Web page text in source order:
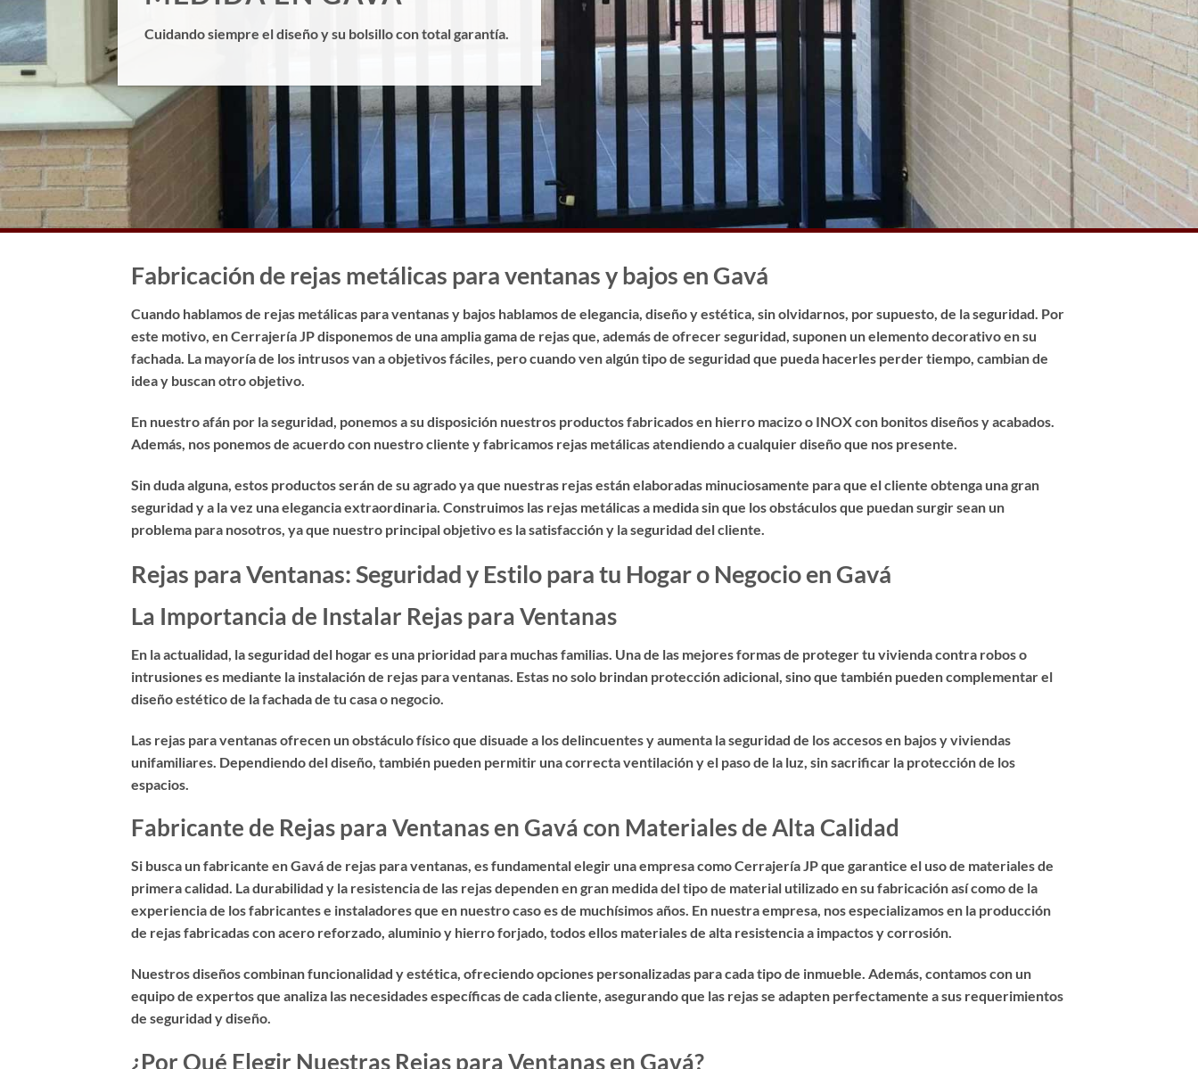
Cuidando siempre el diseño y su bolsillo con total garantía.
Fabricación de rejas metálicas para ventanas y bajos en Gavá
Cuando hablamos de rejas metálicas para ventanas y bajos hablamos de elegancia, diseño y estética, sin olvidarnos, por supuesto, de la seguridad. Por
este motivo, en Cerrajería JP disponemos de una amplia gama de rejas que, además de ofrecer seguridad, suponen un elemento decorativo en su
fachada. La mayoría de los intrusos van a objetivos fáciles, pero cuando ven algún tipo de seguridad que pueda hacerles perder tiempo, cambian de
idea y buscan otro objetivo.
En nuestro afán por la seguridad, ponemos a su disposición nuestros productos fabricados en hierro macizo o INOX con bonitos diseños y acabados.
Además, nos ponemos de acuerdo con nuestro cliente y fabricamos rejas metálicas atendiendo a cualquier diseño que nos presente.
Sin duda alguna, estos productos serán de su agrado ya que nuestras rejas están elaboradas minuciosamente para que el cliente obtenga una gran
seguridad y a la vez una elegancia extraordinaria. Construimos las rejas metálicas a medida sin que los obstáculos que puedan surgir sean un
problema para nosotros, ya que nuestro principal objetivo es la satisfacción y la seguridad del cliente.
Rejas para Ventanas: Seguridad y Estilo para tu Hogar o Negocio en Gavá
La Importancia de Instalar Rejas para Ventanas
En la actualidad, la seguridad del hogar es una prioridad para muchas familias. Una de las mejores formas de proteger tu vivienda contra robos o
intrusiones es mediante la instalación de rejas para ventanas. Estas no solo brindan protección adicional, sino que también pueden complementar el
diseño estético de la fachada de tu casa o negocio.
Las rejas para ventanas ofrecen un obstáculo físico que disuade a los delincuentes y aumenta la seguridad de los accesos en bajos y viviendas
unifamiliares. Dependiendo del diseño, también pueden permitir una correcta ventilación y el paso de la luz, sin sacrificar la protección de los
espacios.
Fabricante de Rejas para Ventanas en Gavá con Materiales de Alta Calidad
Si busca unfabricante en Gavá de rejas para ventanas, es fundamental elegir una empresa como Cerrajería JP que garantice el uso de materiales de
primera calidad. La durabilidad y la resistencia de las rejas dependen en gran medida del tipo de material utilizado en su fabricación así como de la
experiencia de los fabricantes e instaladores que en nuestro caso es de muchísimos años. En nuestra empresa, nos especializamos en la producción
de rejas fabricadas con acero reforzado, aluminio y hierro forjado, todos ellos materiales de alta resistencia a impactos y corrosión.
Nuestros diseños combinan funcionalidad y estética, ofreciendo opciones personalizadas para cada tipo de inmueble. Además, contamos con un
equipo de expertos que analiza las necesidades específicas de cada cliente, asegurando que las rejas se adapten perfectamente a sus requerimientos
de seguridad y diseño.
¿Por Qué Elegir Nuestras Rejas para Ventanas en Gavá?